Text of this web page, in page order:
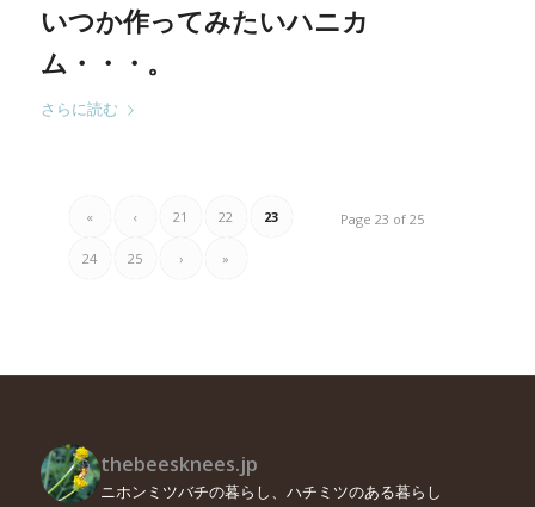
いつか作ってみたいハニカ
ム・・・。
さらに読む
Page 23 of 25
« ‹ 21 22 23
24 25 › »
thebeesknees.jp
ニホンミツバチの暮らし、ハチミツのある暮らし